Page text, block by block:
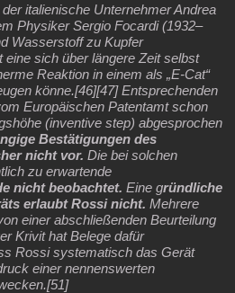
italienische Unternehmer Andrea
Physiker Sergio Focardi (1932–
Wasserstoff zu Kupfer
sich über längere Zeit selbst
Reaktion in einem als „E-Cat“
könne.[46][47] Entsprechenden
Europäischen Patentamt schon
(inventive step) abgesprochen
Bestätigungen des
nicht vor. Die bei solchen
zu erwartende
nicht beobachtet. Eine gründliche
erlaubt Rossi nicht. Mehrere
einer abschließenden Beurteilung
Krivit hat Belege dafür
Rossi systematisch das Gerät
einer nennenswerten